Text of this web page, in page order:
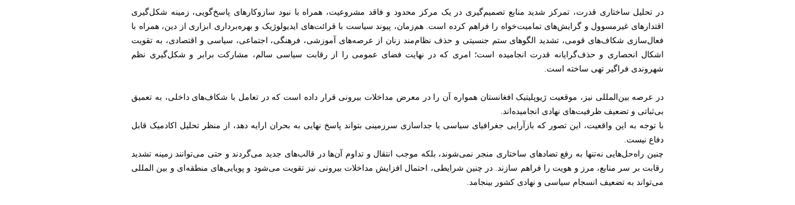
در تحلیل ساختاری قدرت، تمرکز شدید منابع تصمیم‌گیری در یک مرکز محدود و فاقد مشروعیت، همراه با نبود سازوکارهای پاسخ‌گویی، زمینه شکل‌گیری
اقتدارهای غیرمسوول و گرایش‌های تمامیت‌خواه را فراهم کرده است. هم‌زمان، پیوند سیاست با قرائت‌های ایدیولوژیک و بهره‌برداری ابزاری از دین، همراه با
فعال‌سازی شکاف‌های قومی، تشدید الگوهای ستم جنسیتی و حذف نظام‌مند زنان از عرصه‌های آموزشی، فرهنگی، اجتماعی، سیاسی و اقتصادی، به تقویت
اشکال انحصاری و حذف‌گرایانه قدرت انجامیده است؛ امری که در نهایت فضای عمومی را از رقابت سیاسی سالم، مشارکت برابر و شکل‌گیری نظم
شهروندی فراگیر تهی ساخته است.
در عرصه بین‌المللی نیز، موقعیت ژیوپلیتیک افغانستان همواره آن را در معرض مداخلات بیرونی قرار داده است که در تعامل با شکاف‌های داخلی، به تعمیق
بی‌ثباتی و تضعیف ظرفیت‌های نهادی انجامیده‌اند.
با توجه به این واقعیت، این تصور که بازآرایی جغرافیای سیاسی یا جداسازی سرزمینی بتواند پاسخ نهایی به بحران ارایه دهد، از منظر تحلیل اکادمیک قابل
دفاع نیست.
چنین راه‌حل‌هایی نه‌تنها به رفع تضادهای ساختاری منجر نمی‌شوند، بلکه موجب انتقال و تداوم آن‌ها در قالب‌های جدید می‌گردند و حتی می‌توانند زمینه تشدید
رقابت بر سر منابع، مرز و هویت را فراهم سازند. در چنین شرایطی، احتمال افزایش مداخلات بیرونی نیز تقویت می‌شود و پویایی‌های منطقه‌ای و بین المللی
می‌تواند به تضعیف انسجام سیاسی و نهادی کشور بینجامد.